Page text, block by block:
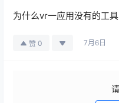
为什么vr一应用没有的工
赞 0 7月6日